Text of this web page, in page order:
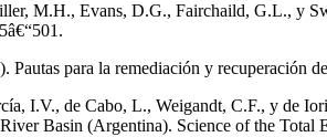
M.H., Evans, D.G., Fairchaild, G.L., y
Pautas para la remediación y recuperación
I.V., de Cabo, L., Weigandt, C.F., y de
Basin (Argentina). Science of the Total